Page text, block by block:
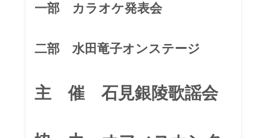
​一部 カラオケ発表会
​二部 水田竜子オンステージ
​主 催 石見銀陵歌謡会